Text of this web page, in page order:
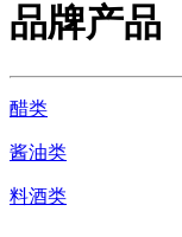
品牌产品
醋类
酱油类
料酒类